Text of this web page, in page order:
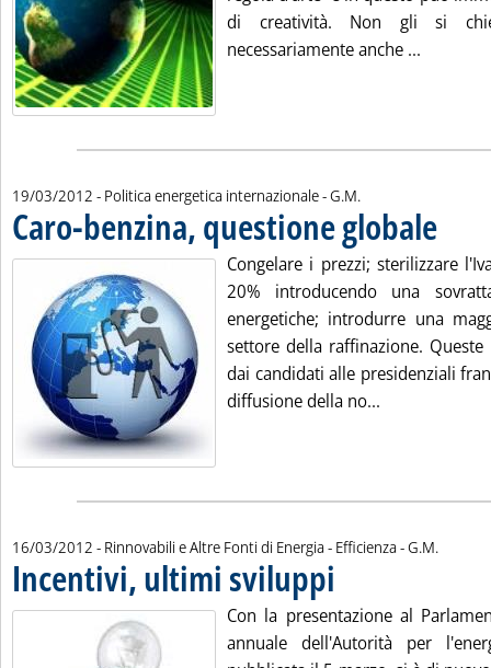
di creatività. Non gli si
necessariamente anche ...
19/03/2012 - Politica energetica internazionale -di:
G.M.
Caro-benzina, questione globale
Congelare i prezzi; sterilizzare
20% introducendo una
energetiche; introdurre una
settore della raffinazione.
dai candidati alle presidenziali
diffusione della no...
16/03/2012 - Rinnovabili e Altre Fonti di Energia - Efficienza -di:
G.M.
Incentivi, ultimi sviluppi
Con la presentazione al
annuale dell'Autorità per